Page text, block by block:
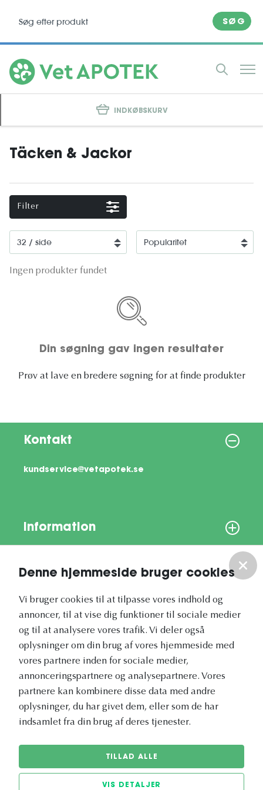
Denne hjemmeside bruger cookies
Vi bruger cookies til at tilpasse vores indhold og
annoncer, til at vise dig funktioner til sociale medier
og til at analysere vores trafik. Vi deler også
oplysninger om din brug af vores hjemmeside med
vores partnere inden for sociale medier,
annonceringspartnere og analysepartnere. Vores
partnere kan kombinere disse data med andre
oplysninger, du har givet dem, eller som de har
indsamlet fra din brug af deres tjenester.
TILLAD ALLE
VIS DETALJER
SØG
INDKØBSKURV
Täcken & Jackor
Filter
Ingen produkter fundet
Din søgning gav ingen resultater
Prøv at lave en bredere søgning for at finde produkter
Kontakt
kundservice@vetapotek.se
Information
Vores nyhedsbrev
Vetapotek.dk er en del af
Evidensia
Dyresundhedspleje